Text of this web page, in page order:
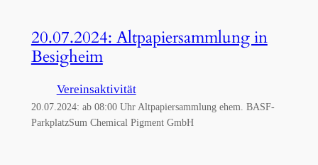
20.07.2024: Altpapiersammlung in
Besigheim
Vereinsaktivität
20.07.2024: ab 08:00 Uhr Altpapiersammlung ehem. BASF-
ParkplatzSum Chemical Pigment GmbH